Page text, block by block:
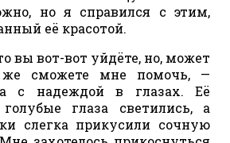
но я справился с этим,
её красотой.
вы вот-вот уйдёте, но, может
сможете мне помочь, —
с надеждой в глазах. Её
глаза светились, а
слегка прикусили сочную